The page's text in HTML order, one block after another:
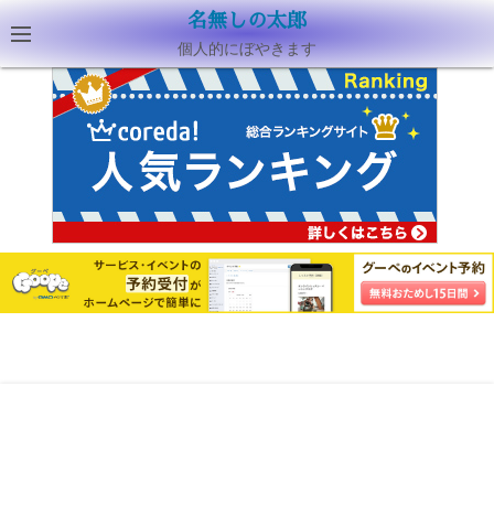
名無しの太郎
個人的にぼやきます